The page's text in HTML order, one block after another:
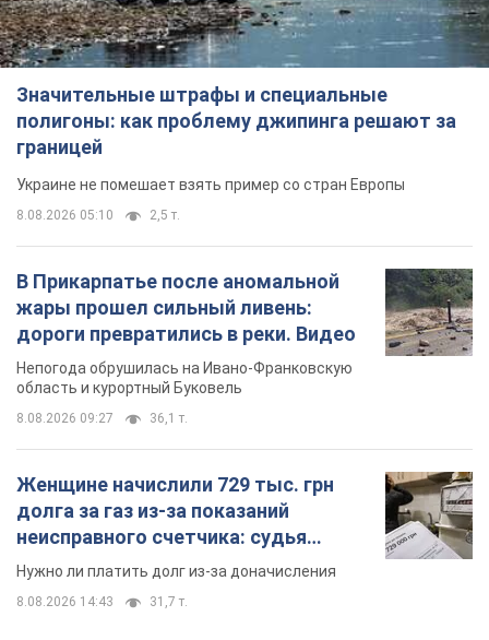
Значительные штрафы и специальные
полигоны: как проблему джипинга решают за
границей
Украине не помешает взять пример со стран Европы
8.08.2026 05:10 2,5 т.
В Прикарпатье после аномальной
жары прошел сильный ливень:
дороги превратились в реки. Видео
Непогода обрушилась на Ивано-Франковскую
область и курортный Буковель
8.08.2026 09:27 36,1 т.
Женщине начислили 729 тыс. грн
долга за газ из-за показаний
неисправного счетчика: судья
вынес неожиданное решение
Нужно ли платить долг из-за доначисления
8.08.2026 14:43 31,7 т.